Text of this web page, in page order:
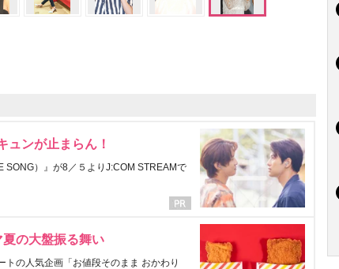
ュンが止まらん！
SONG）』が8／５よりJ:COM STREAMで
の大盤振る舞い
の人気企画「お値段そのまま おかわり